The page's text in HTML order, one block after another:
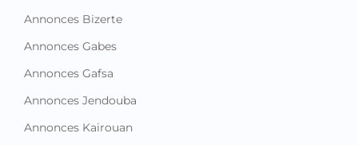
Annonces Bizerte
Annonces Gabes
Annonces Gafsa
Annonces Jendouba
Annonces Kairouan